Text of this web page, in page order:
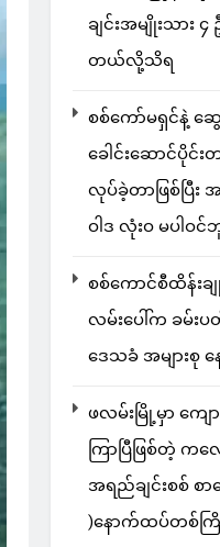
ချင်းအမျိုးသား
တယ်လို့သိရ
စစ်ကော်မရှင်နဲ့ ဆွေ
ခေါင်းဆောင်ပိုင်
လုပ်ခဲ့တာဖြစ်ပြီး
ဝါဒ လုံးဝ မပါဝ
စစ်ကောင်စီထိန်းခ
လမ်းပေါ်က ခမ်း
ဒေသခံ အများစု န
ဖလမ်းမြို့မှာ ကျေ
ကြာပြီဖြစ်တဲ့
အရည်ချင်းစစ် စာမ
)နောက်ထပ်တစ်က